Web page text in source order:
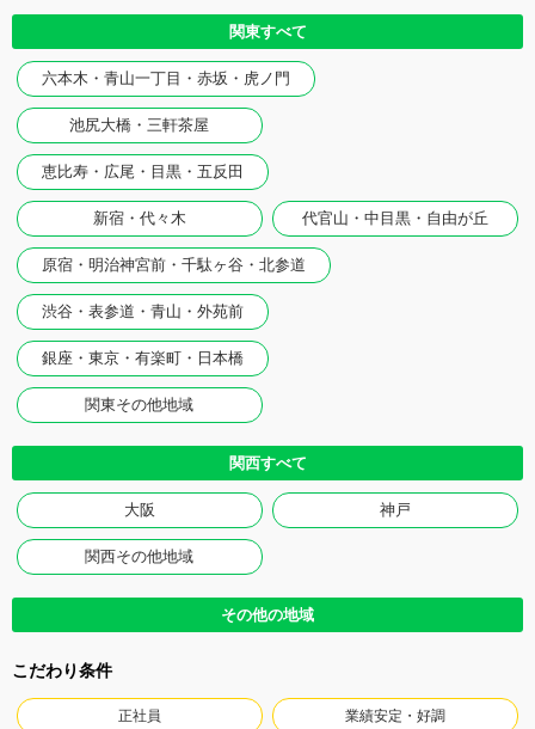
関東すべて
六本木・青山一丁目・赤坂・虎ノ門
池尻大橋・三軒茶屋
恵比寿・広尾・目黒・五反田
新宿・代々木 代官山・中目黒・自由が丘
原宿・明治神宮前・千駄ヶ谷・北参道
渋谷・表参道・青山・外苑前
銀座・東京・有楽町・日本橋
関東その他地域
関西すべて
大阪 神戸
関西その他地域
その他の地域
こだわり条件
正社員 業績安定・好調